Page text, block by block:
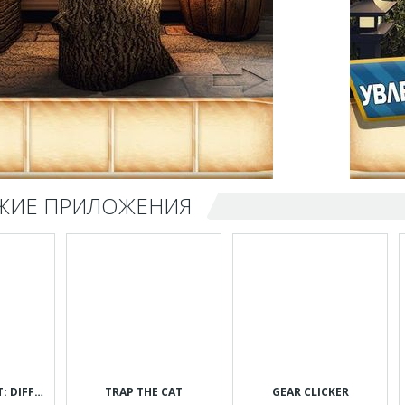
ПРИЛОЖЕНИЯ
CAN YOU SPOT IT: DIFFERENCES TRAP THE CAT GEAR CLICKER